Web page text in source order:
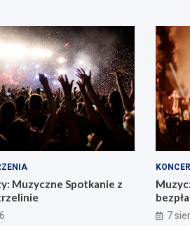
Muzyczne Spotkanie z
7